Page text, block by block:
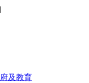
及教育